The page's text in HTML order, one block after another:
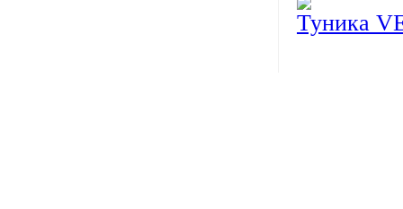
Туника